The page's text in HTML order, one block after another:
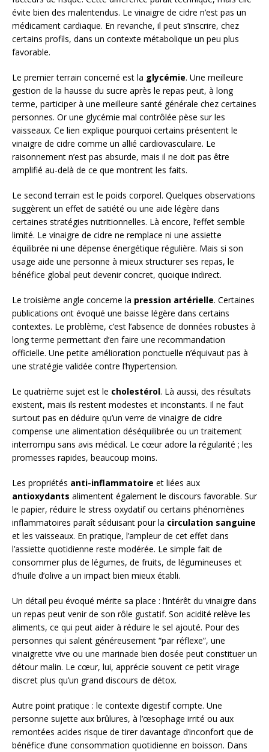
évite bien des malentendus. Le vinaigre de cidre n’est pas un
médicament cardiaque. En revanche, il peut s’inscrire, chez
certains profils, dans un contexte métabolique un peu plus
favorable.
Le premier terrain concerné est la glycémie. Une meilleure
gestion de la hausse du sucre après le repas peut, à long
terme, participer à une meilleure santé générale chez certaines
personnes. Or une glycémie mal contrôlée pèse sur les
vaisseaux. Ce lien explique pourquoi certains présentent le
vinaigre de cidre comme un allié cardiovasculaire. Le
raisonnement n’est pas absurde, mais il ne doit pas être
amplifié au-delà de ce que montrent les faits.
Le second terrain est le poids corporel. Quelques observations
suggèrent un effet de satiété ou une aide légère dans
certaines stratégies nutritionnelles. Là encore, l’effet semble
limité. Le vinaigre de cidre ne remplace ni une assiette
équilibrée ni une dépense énergétique régulière. Mais si son
usage aide une personne à mieux structurer ses repas, le
bénéfice global peut devenir concret, quoique indirect.
Le troisième angle concerne la pression artérielle. Certaines
publications ont évoqué une baisse légère dans certains
contextes. Le problème, c’est l’absence de données robustes à
long terme permettant d’en faire une recommandation
officielle. Une petite amélioration ponctuelle n’équivaut pas à
une stratégie validée contre l’hypertension.
Le quatrième sujet est le cholestérol. Là aussi, des résultats
existent, mais ils restent modestes et inconstants. Il ne faut
surtout pas en déduire qu’un verre de vinaigre de cidre
compense une alimentation déséquilibrée ou un traitement
interrompu sans avis médical. Le cœur adore la régularité ; les
promesses rapides, beaucoup moins.
Les propriétés anti-inflammatoire et liées aux
antioxydants alimentent également le discours favorable. Sur
le papier, réduire le stress oxydatif ou certains phénomènes
inflammatoires paraît séduisant pour la circulation sanguine
et les vaisseaux. En pratique, l’ampleur de cet effet dans
l’assiette quotidienne reste modérée. Le simple fait de
consommer plus de légumes, de fruits, de légumineuses et
d’huile d’olive a un impact bien mieux établi.
Un détail peu évoqué mérite sa place : l’intérêt du vinaigre dans
un repas peut venir de son rôle gustatif. Son acidité relève les
aliments, ce qui peut aider à réduire le sel ajouté. Pour des
personnes qui salent généreusement “par réflexe”, une
vinaigrette vive ou une marinade bien dosée peut constituer un
détour malin. Le cœur, lui, apprécie souvent ce petit virage
discret plus qu’un grand discours de détox.
Autre point pratique : le contexte digestif compte. Une
personne sujette aux brûlures, à l’œsophage irrité ou aux
remontées acides risque de tirer davantage d’inconfort que de
bénéfice d’une consommation quotidienne en boisson. Dans